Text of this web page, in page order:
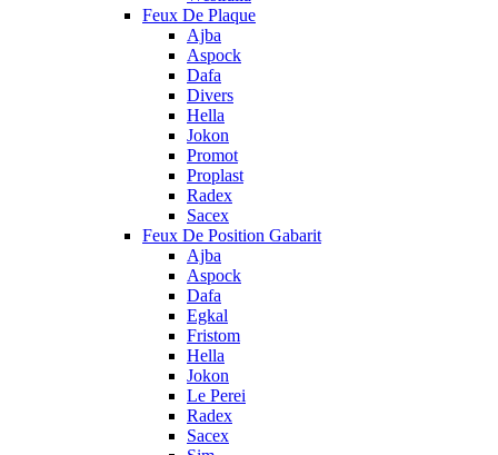
Feux De Plaque
Ajba
Aspock
Dafa
Divers
Hella
Jokon
Promot
Proplast
Radex
Sacex
Feux De Position Gabarit
Ajba
Aspock
Dafa
Egkal
Fristom
Hella
Jokon
Le Perei
Radex
Sacex